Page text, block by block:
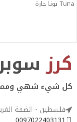
Tuna تونا حارة
كرز
كل شيء شهي
فلسطين - الضفة